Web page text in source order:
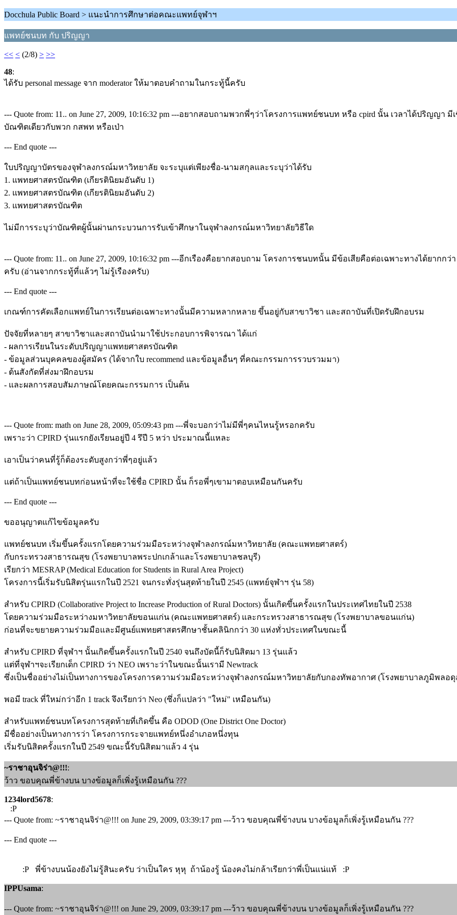
Docchula Public Board > แนะนำการศึกษาต่อคณะแพทย์จุฬาฯ
แพทย์ชนบท กับ ปริญญา
<< < (2/8) > >>
48:
ได้รับ personal message จาก moderator ให้มาตอบคำถามในกระทู้นี้ครับ
--- Quote from: 11.. on June 27, 2009, 10:16:32 pm ---อยากสอบถามพวกพี่ๆว่าโครงการแพทย์ชนบท หรือ cpird นั้น เวลาได้ปริญญ
บัณฑิตเดียวกับพวก กสพท หรือเป่า
--- End quote ---
ใบปริญญาบัตรของจุฬาลงกรณ์มหาวิทยาลัย จะระบุแต่เพียงชื่อ-นามสกุลและระบุว่าได้รับ
1. แพทยศาสตรบัณฑิต (เกียรตินิยมอันดับ 1)
2. แพทยศาสตรบัณฑิต (เกียรตินิยมอันดับ 2)
3. แพทยศาสตรบัณฑิต
ไม่มีการระบุว่าบัณฑิตผู้นั้นผ่านกระบวนการรับเข้าศึกษาในจุฬาลงกรณ์มหาวิทยาลัยวิธีใด
--- Quote from: 11.. on June 27, 2009, 10:16:32 pm ---อีกเรืองคือยากสอบถาม โครงการชนบทนั้น มีข้อเสียคือต่อเฉพาะทางได้ยา
ครับ (อ่านจากกระทู้ที่แล้วๆ ไม่รู้เรืองครับ)
--- End quote ---
เกณฑ์การคัดเลือกแพทย์ในการเรียนต่อเฉพาะทางนั้นมีความหลากหลาย ขึ้นอยู่กับสาขาวิชา และสถาบันที่เปิดรับฝึกอบรม
ปัจจัยที่หลายๆ สาขาวิชาและสถาบันนำมาใช้ประกอบการพิจารณา ได้แก่
- ผลการเรียนในระดับปริญญาแพทยศาสตรบัณฑิต
- ข้อมูลส่วนบุคคลของผู้สมัคร (ได้จากใบ recommend และข้อมูลอื่นๆ ที่คณะกรรมการรวบรวมมา)
- ต้นสังกัดที่ส่งมาฝึกอบรม
- และผลการสอบสัมภาษณ์โดยคณะกรรมการ เป็นต้น
--- Quote from: math on June 28, 2009, 05:09:43 pm ---พี่จะบอกว่าไม่มีพี่ๆคนไหนรู้หรอกครับ
เพราะว่า CPIRD รุ่นแรกยังเรียนอยู่ปี 4 รึปี 5 หว่า ประมาณนี้แหละ
เอาเป็นว่าคนที่รู้ก็ต้องระดับสูงกว่าพี่ๆอยู่แล้ว
แต่ถ้าเป็นแพทย์ชนบทก่อนหน้าที่จะใช้ชื่อ CPIRD นั้น ก็รอพี่ๆเขามาตอบเหมือนกันครับ
--- End quote ---
ขออนุญาตแก้ไขข้อมูลครับ
แพทย์ชนบท เริ่มขึ้นครั้งแรกโดยความร่วมมือระหว่างจุฬาลงกรณ์มหาวิทยาลัย (คณะแพทยศาสตร์)
กับกระทรวงสาธารณสุข (โรงพยาบาลพระปกเกล้าและโรงพยาบาลชลบุรี)
เรียกว่า MESRAP (Medical Education for Students in Rural Area Project)
โครงการนี้เริ่มรับนิสิตรุ่นแรกในปี 2521 จนกระทั่งรุ่นสุดท้ายในปี 2545 (แพทย์จุฬาฯ รุ่น 58)
สำหรับ CPIRD (Collaborative Project to Increase Production of Rural Doctors) นั้นเกิดขึ้นครั้งแรกในประเทศไทยในปี 2538
โดยความร่วมมือระหว่างมหาวิทยาลัยขอนแก่น (คณะแพทยศาสตร์) และกระทรวงสาธารณสุข (โรงพยาบาลขอนแก่น)
ก่อนที่จะขยายความร่วมมือและมีศูนย์แพทยศาสตรศึกษาชั้นคลินิกกว่า 30 แห่งทั่วประเทศในขณะนี้
สำหรับ CPIRD ที่จุฬาฯ นั้นเกิดขึ้นครั้งแรกในปี 2540 จนถึงบัดนี้ก็รับนิสิตมา 13 รุ่นแล้ว
แต่ที่จุฬาฯจะเรียกเด็ก CPIRD ว่า NEO เพราะว่าในขณะนั้นเรามี Newtrack
ซึ่งเป็นชื่ออย่างไม่เป็นทางการของโครงการความร่วมมือระหว่างจุฬาลงกรณ์มหาวิทยาลัยกับกองทัพอากาศ (โรงพยาบาลภูมิพลอดุ
พอมี track ที่ใหม่กว่าอีก 1 track จึงเรียกว่า Neo (ซึ่งก็แปลว่า "ใหม่" เหมือนกัน)
สำหรับแพทย์ชนบทโครงการสุดท้ายที่เกิดขึ้น คือ ODOD (One District One Doctor)
มีชื่ออย่างเป็นทางการว่า โครงการกระจายแพทย์หนึ่งอำเภอหนึ่่งทุน
เริ่มรับนิสิตครั้งแรกในปี 2549 ขณะนี้รับนิสิตมาแล้ว 4 รุ่น
~ราชาอุนจิร่า@!!!:
ว้าว ขอบคุณพี่ข้างบน บางข้อมูลก็เพิ่งรู้เหมือนกัน ???
1234lord5678:
:P
--- Quote from: ~ราชาอุนจิร่า@!!! on June 29, 2009, 03:39:17 pm ---ว้าว ขอบคุณพี่ข้างบน บางข้อมูลก็เพิ่งรู้เหมือนกัน ???
--- End quote ---
:P พี่ข้างบนน้องยังไม่รู้สินะครับ ว่าเป็นใคร หุหุ ถ้าน้องรู้ น้องคงไม่กล้าเรียกว่าพี่เป็นแน่แท้ :P
IPPUsama:
--- Quote from: ~ราชาอุนจิร่า@!!! on June 29, 2009, 03:39:17 pm ---ว้าว ขอบคุณพี่ข้างบน บางข้อมูลก็เพิ่งรู้เหมือนกัน ???